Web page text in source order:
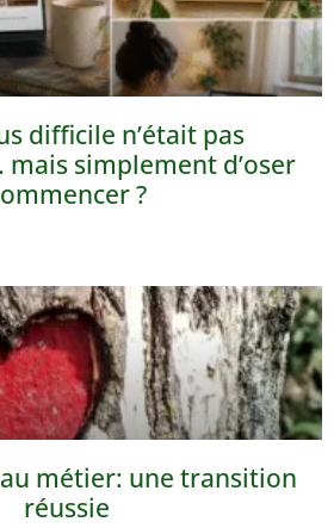
difficile n’était pas
mais simplement d’oser
?
métier: une transition
réussie